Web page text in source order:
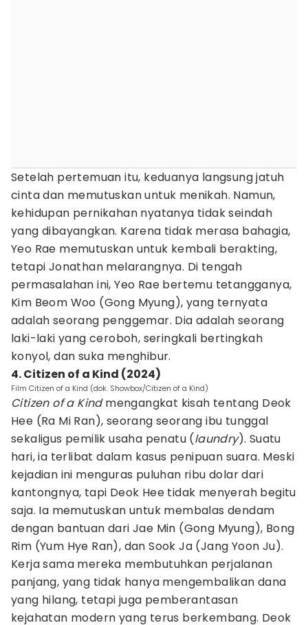
Setelah pertemuan itu, keduanya langsung jatuh
cinta dan memutuskan untuk menikah. Namun,
kehidupan pernikahan nyatanya tidak seindah
yang dibayangkan. Karena tidak merasa bahagia,
Yeo Rae memutuskan untuk kembali berakting,
tetapi Jonathan melarangnya. Di tengah
permasalahan ini, Yeo Rae bertemu tetangganya,
Kim Beom Woo (Gong Myung), yang ternyata
adalah seorang penggemar. Dia adalah seorang
laki-laki yang ceroboh, seringkali bertingkah
konyol, dan suka menghibur.
4. Citizen of a Kind (2024)
Film Citizen of a Kind (dok. Showbox/Citizen of a Kind)
Citizen of a Kindmengangkat kisah tentang Deok
Hee (Ra Mi Ran), seorang seorang ibu tunggal
sekaligus pemilik usaha penatu (laundry). Suatu
hari, ia terlibat dalam kasus penipuan suara. Meski
kejadian ini menguras puluhan ribu dolar dari
kantongnya, tapi Deok Hee tidak menyerah begitu
saja. Ia memutuskan untuk membalas dendam
dengan bantuan dari Jae Min (Gong Myung), Bong
Rim (Yum Hye Ran), dan Sook Ja (Jang Yoon Ju).
Kerja sama mereka membutuhkan perjalanan
panjang, yang tidak hanya mengembalikan dana
yang hilang, tetapi juga pemberantasan
kejahatan modern yang terus berkembang. Deok